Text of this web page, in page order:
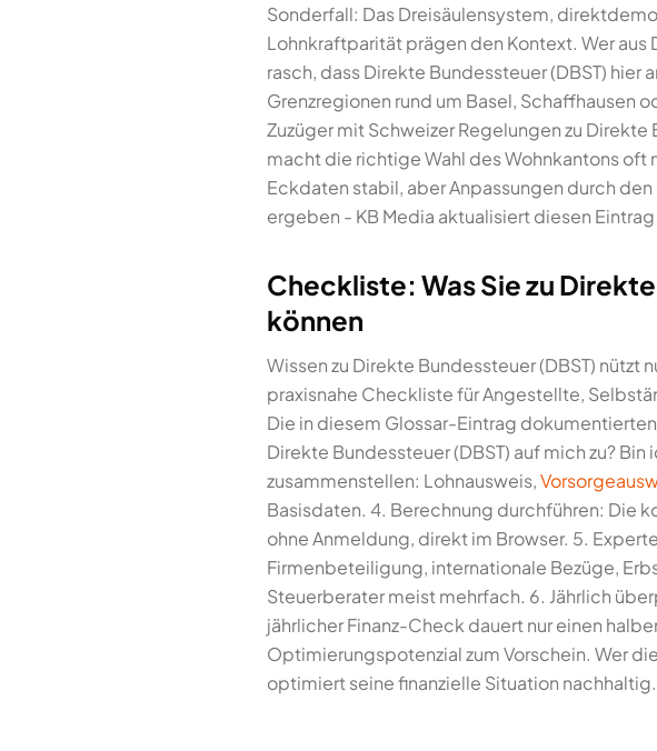
Sonderfall: Das Dreisäulensystem,
Lohnkraftparität prägen den Kontext. Wer
rasch, dass Direkte Bundessteuer (DBST)
Grenzregionen rund um Basel, Schaffhausen
Zuzüger mit Schweizer Regelungen zu
macht die richtige Wahl des Wohnkantons oft
Eckdaten stabil, aber Anpassungen durch
ergeben - KB Media aktualisiert diesen
Checkliste: Was Sie zu
können
Wissen zu Direkte Bundessteuer (DBST)
praxisnahe Checkliste für Angestellte,
Die in diesem Glossar-Eintrag
Direkte Bundessteuer (DBST) auf mich zu?
zusammenstellen: Lohnausweis,
Basisdaten. 4. Berechnung durchführen: Die
ohne Anmeldung, direkt im Browser. 5.
Firmenbeteiligung, internationale Bezüge,
Steuerberater meist mehrfach. 6. Jährlich
jährlicher Finanz-Check dauert nur einen
Optimierungspotenzial zum Vorschein. Wer
optimiert seine finanzielle Situation nachhaltig.